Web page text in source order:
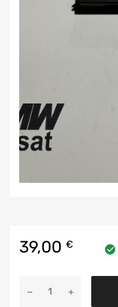
39,00 €